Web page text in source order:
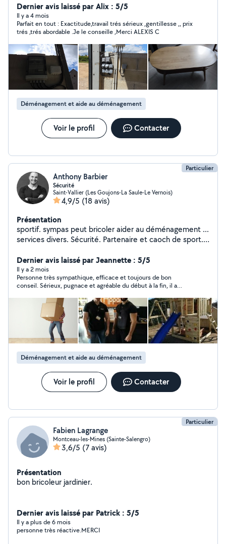
Dernier avis laissé par Alix : 5/5
Il y a 4 mois
Parfait en tout : Exactitude,travail trés sérieux ,gentillesse ,, prix
trés ,trés abordable .Je le conseille ,Merci ALEXIS C
Déménagement et aide au déménagement
Voir le profil Contacter
Particulier
Anthony Barbier
Sécurité
Saint-Vallier (Les Goujons-La Saule-Le Vernois)
4,9/5 (18 avis)
Présentation
sportif. sympas peut bricoler aider au déménagement ...
services divers. Sécurité. Partenaire et caoch de sport.
n'hésitez pas ! bonne journée !
Dernier avis laissé par Jeannette : 5/5
Il y a 2 mois
Personne très sympathique, efficace et toujours de bon
conseil. Sérieux, pugnace et agréable du début à la fin, il a
sur laquelle on peut vraiment compter. Je recommande sans
hésitation !60
Déménagement et aide au déménagement
Voir le profil Contacter
Particulier
Fabien Lagrange
Montceau-les-Mines (Sainte-Salengro)
3,6/5 (7 avis)
Présentation
bon bricoleur jardinier.
Dernier avis laissé par Patrick : 5/5
Il y a plus de 6 mois
personne très réactive.MERCI